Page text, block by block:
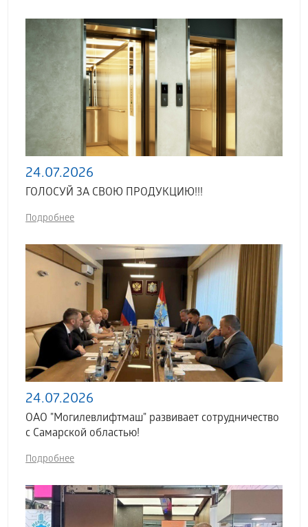
24.07.2026
ГОЛОСУЙ ЗА СВОЮ ПРОДУКЦИЮ!!!
Подробнее
24.07.2026
ОАО "Могилевлифтмаш" развивает сотрудничество
с Самарской областью!
Подробнее